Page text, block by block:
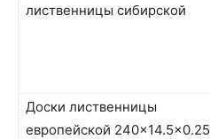
лиственницы сибирской
Доски лиственницы
европейской 240×14.5×0.25